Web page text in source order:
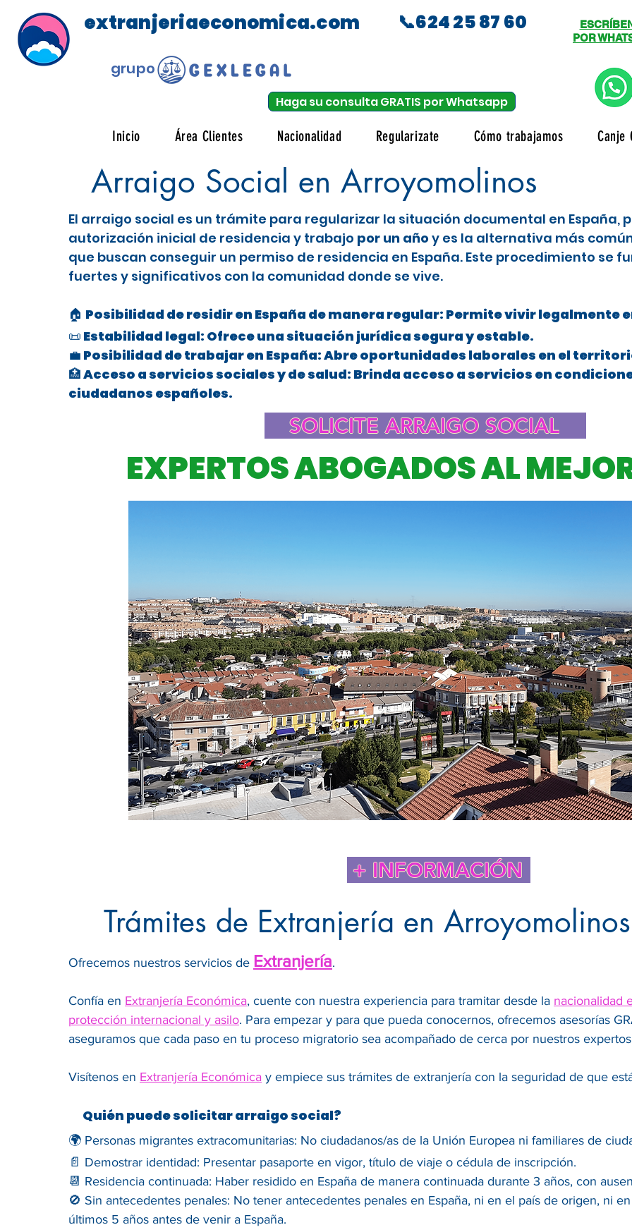
extranjeriaeconomica.com
grupo
📞624 25 87 60
Haga su consulta GRATIS por Whatsapp
POR
Inicio Área Clientes Nacionalidad Regularizate Cómo trabajamos Canje
Arraigo Social en Arroyomolinos
El arraigo social es un trámite para regularizar la situación documental en España,
autorización inicial de residencia y trabajo por un año y es la alternativa más
que buscan conseguir un permiso de residencia en España. Este procedimiento se
fuertes y significativos con la comunidad donde se vive.
🏠 Posibilidad de residir en España de manera regular: Permite vivir legalmente
📜 Estabilidad legal: Ofrece una situación jurídica segura y estable.
💼 Posibilidad de trabajar en España: Abre oportunidades laborales en el
🏥 Acceso a servicios sociales y de salud: Brinda acceso a servicios en
ciudadanos españoles.
Abogado de Extranjería en ArroyomolinosSOLICITE ARRAIGO SOCIAL
Derecho de Extranjería en Arroyomolinos
EXPERTOS ABOGADOS AL
+ INFORMACIÓN
Trámites de Extranjería en Arroyomolinos
Ofrecemos nuestros servicios de Extranjería.
Confía en Extranjería Económica, cuente con nuestra experiencia para tramitar desde la nacionalidad
protección internacional y asilo. Para empezar y para que pueda conocernos, ofrecemos asesorías
aseguramos que cada paso en tu proceso migratorio sea acompañado de cerca por nuestros
Visítenos en Extranjería Económica y empiece sus trámites de extranjería con la seguridad de que
Quién puede solicitar arraigo social?
🌍 Personas migrantes extracomunitarias: No ciudadanos/as de la Unión Europea ni familiares de
📄 Demostrar identidad: Presentar pasaporte en vigor, título de viaje o cédula de inscripción.
📆 Residencia continuada: Haber residido en España de manera continuada durante 3 años, con
🚫 Sin antecedentes penales: No tener antecedentes penales en España, ni en el país de origen, ni
últimos 5 años antes de venir a España.